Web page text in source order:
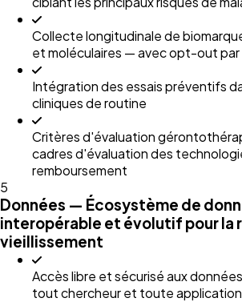
Collecte longitudinale de
et moléculaires — avec opt-out
Intégration des essais préventifs
cliniques de routine
Critères d'évaluation
cadres d'évaluation des
remboursement
5
Données — Écosystème de
interopérable et évolutif pour la
vieillissement
Accès libre et sécurisé aux
tout chercheur et toute